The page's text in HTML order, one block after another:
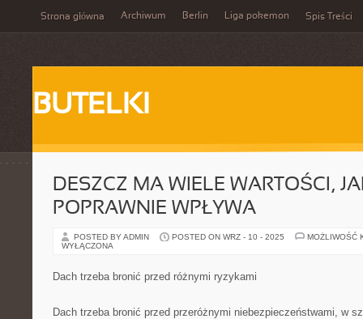
Strona główna Archiwum Berlin Liga pokemon Spis Treści
BUTELKI
DESZCZ MA WIELE WARTOŚCI,
POPRAWNIE WPŁYWA
POSTED BY ADMIN POSTED ON WRZ - 10 - 2025
MOŻLIWOŚĆ
WYŁĄCZONA
Dach trzeba bronić przed różnymi ryzykami
Dach trzeba bronić przed przeróżnymi niebezpieczeństwami, w